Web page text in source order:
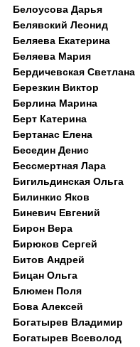
Белоусова Дарья
Белявский Леонид
Беляева Екатерина
Беляева Мария
Бердичевская Светлана
Березкин Виктор
Берлина Марина
Берт Катерина
Бертанас Елена
Беседин Денис
Бессмертная Лара
Бигильдинская Ольга
Билинкис Яков
Биневич Евгений
Бирон Вера
Бирюков Сергей
Битов Андрей
Бицан Ольга
Блюмен Поля
Бова Алексей
Богатырев Владимир
Богатырев Всеволод